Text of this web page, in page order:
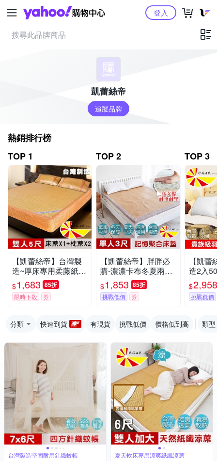
Yahoo購物中心登入
凱蕾絲帝
追蹤品牌
熱銷排行榜
TOP 1
【凱蕾絲帝】台灣製
造~厚床專用柔藤紙纖
床包涼蓆三件組(雙人
5尺-床蓆*1+枕蓆*2)
$1,683 85折
限時下殺 券
TOP 2
【凱蕾絲帝】胖胖必
購-濃濃卡布冬夏兩用
紙纖涼蓆-高支撐記憶
聚合耐重床墊-單人3
尺 厚5cm
$1,853 85折
挑戰低價 券
TOP 3
【凱
造2入
羽絨
含純羽
$2,958
挑戰低價
分類 快速到貨 有現貨 挑戰低價 價格低到高 類型
台灣製造堅固耐用針織蚊帳 夏天軟床專用涼爽紙纖涼蓆